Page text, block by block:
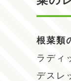
根菜類
ラディ
デスレ